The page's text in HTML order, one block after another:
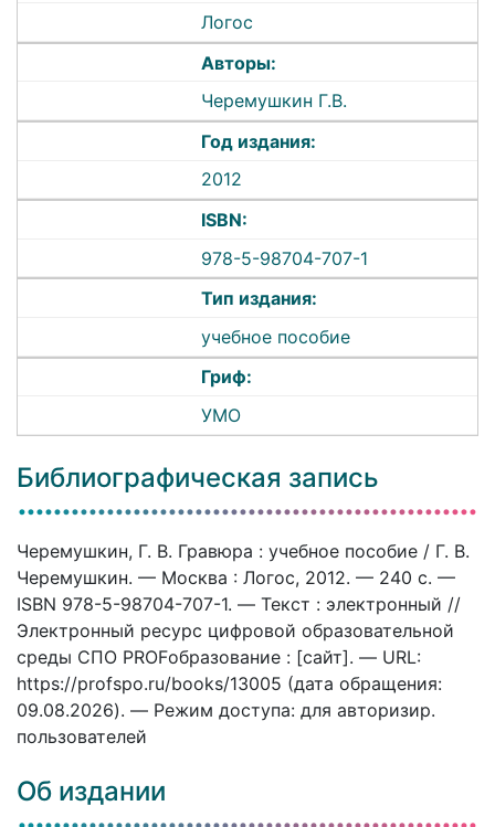
Логос
Авторы:
Черемушкин Г.В.
Год издания:
2012
ISBN:
978-5-98704-707-1
Тип издания:
учебное пособие
Гриф:
УМО
Библиографическая запись
Черемушкин, Г. В. Гравюра : учебное пособие / Г. В.
Черемушкин. — Москва : Логос, 2012. — 240 c. —
ISBN 978-5-98704-707-1. — Текст : электронный //
Электронный ресурс цифровой образовательной
среды СПО PROFобразование : [сайт]. — URL:
https://profspo.ru/books/13005 (дата обращения:
09.08.2026). — Режим доступа: для авторизир.
пользователей
Об издании